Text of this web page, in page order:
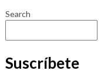
Search
Suscríbete